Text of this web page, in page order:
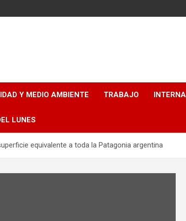
Y MEDIO AMBIENTE TRABAJO
LUNES
equivalente a toda la Patagonia argentina